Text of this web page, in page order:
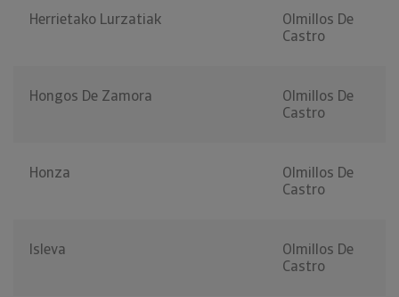
Herrietako Lurzatiak
Olmillos De
Castro
Hongos De Zamora
Olmillos De
Castro
Honza
Olmillos De
Castro
Isleva
Olmillos De
Castro